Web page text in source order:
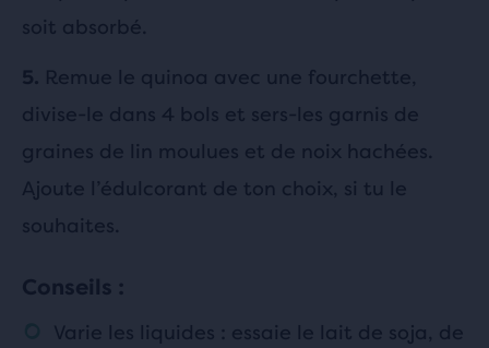
soit absorbé.
5. Remue le quinoa avec une fourchette,
divise-le dans 4 bols et sers-les garnis de
graines de lin moulues et de noix hachées.
Ajoute l’édulcorant de ton choix, si tu le
souhaites.
Conseils :
Varie les liquides : essaie le lait de soja, de